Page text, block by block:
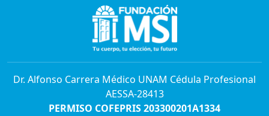
Dr. Alfonso Carrera Médico UNAM Cédula Profesional
AESSA-28413
PERMISO COFEPRIS 203300201A1334